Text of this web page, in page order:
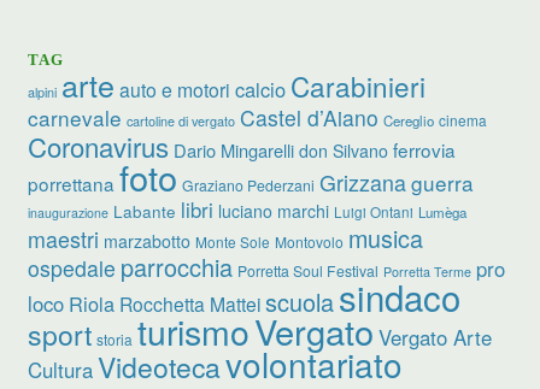
TAG
alpini arte auto e motori calcio Carabinieri
carnevale cartoline di vergato Castel d’Aiano Cereglio cinema
Coronavirus Dario Mingarelli don Silvano ferrovia
porrettana foto Graziano Pederzani Grizzanaguerra
inaugurazione Labante libri luciano marchi Luigi Ontani Lumèga
maestri marzabotto Monte Sole Montovolo musica
ospedale parrocchia Porretta Soul Festival Porretta Terme pro
loco Riola Rocchetta Matteiscuolasindaco
sport storia turismoVergato Vergato Arte
CulturaVideotecavolontariato